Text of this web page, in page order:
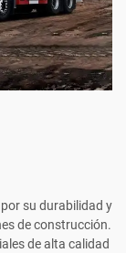
su durabilidad y
de construcción.
de alta calidad